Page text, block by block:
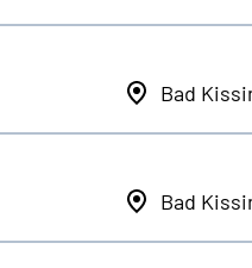
Bad
Bad